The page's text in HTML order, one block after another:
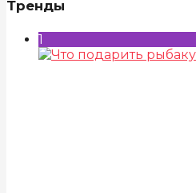
Тренды
1